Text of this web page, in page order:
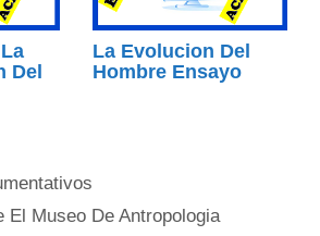
Del
La Evolucion Del
Hombre Ensayo
El Museo De Antropologia